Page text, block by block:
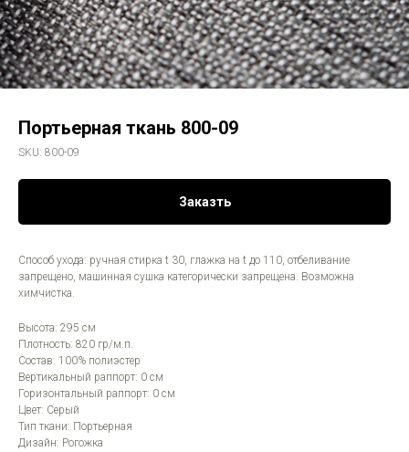
Портьерная ткань 800-09
SKU: 800-09
Заказть
Способ ухода: ручная стирка t 30, глажка на t до 110, отбеливание
запрещено, машинная сушка категорически запрещена. Возможна
химчистка.
Высота: 295 см
Плотность: 820 гр/м.п.
Состав: 100% полиэстер
Вертикальный раппорт: 0 см
Горизонтальный раппорт: 0 см
Цвет: Серый
Тип ткани: Портьерная
Дизайн: Рогожка